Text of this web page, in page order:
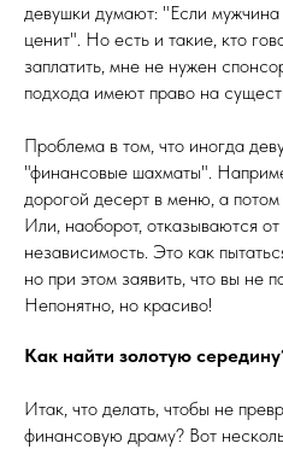
девушки думают: "Если мужчина
ценит". Но есть и такие, кто
заплатить, мне не нужен
подхода имеют право на
Проблема в том, что иногда
"финансовые шахматы".
дорогой десерт в меню, а
Или, наоборот, отказываются
независимость. Это как
но при этом заявить, что вы не
Непонятно, но красиво!
Как найти золотую
Итак, что делать, чтобы не
финансовую драму? Вот